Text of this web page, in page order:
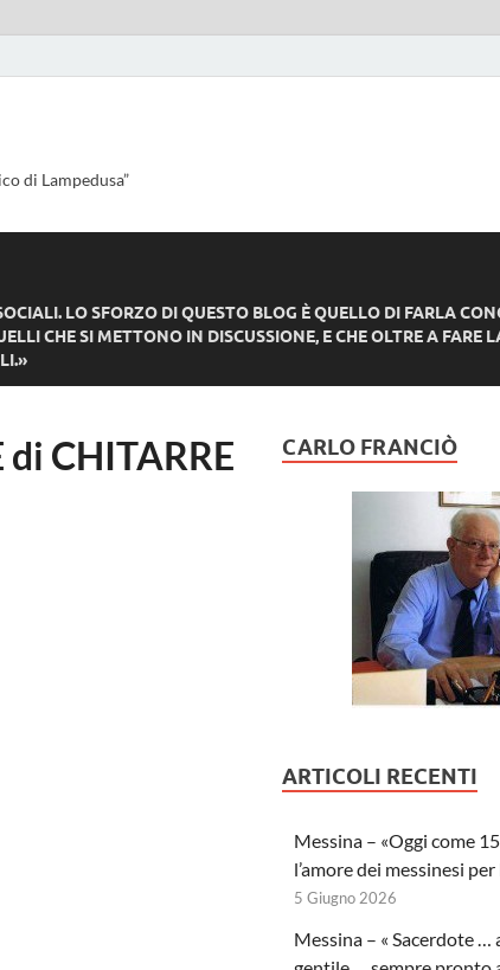
di Lampedusa”
LO SFORZO DI QUESTO BLOG È QUELLO DI FARLA
CHE SI METTONO IN DISCUSSIONE, E CHE OLTRE A FARE
di CHITARRE
CARLO FRANCIÒ
ARTICOLI RECENTI
Messina – «Oggi come
l’amore dei messinesi per
5 Giugno 2026
Messina – « Sacerdote …